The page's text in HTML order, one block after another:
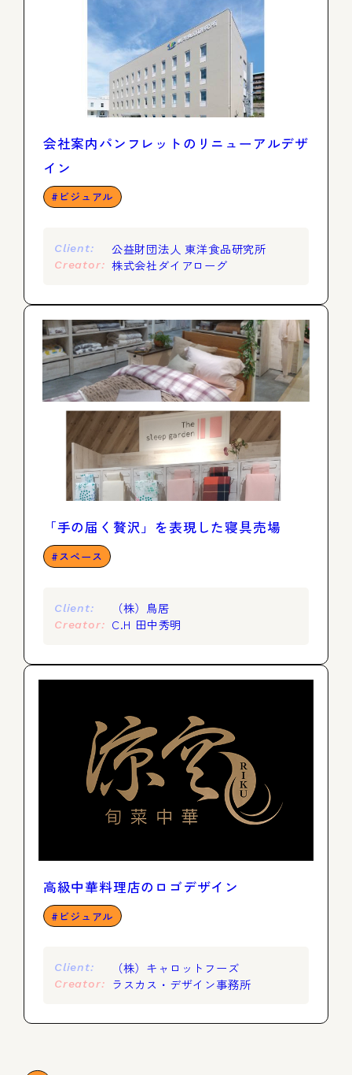
会社案内パンフレットのリニューアルデザ
イン
ビジュアル
Client: 公益財団法人 東洋食品研究所
Creator: 株式会社ダイアローグ
「手の届く贅沢」を表現した寝具売場
スペース
Client: （株）鳥居
Creator: C.H 田中秀明
高級中華料理店のロゴデザイン
ビジュアル
Client: （株）キャロットフーズ
Creator: ラスカス・デザイン事務所